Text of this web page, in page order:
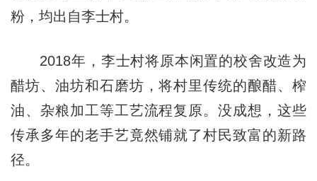
粉，均出自李士村。
2018年，李士村将原本闲置的校舍改造为
醋坊、油坊和石磨坊，将村里传统的酿醋、榨
油、杂粮加工等工艺流程复原。没成想，这些
传承多年的老手艺竟然铺就了村民致富的新路
径。